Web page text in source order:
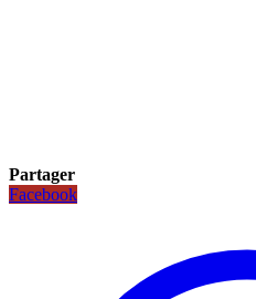
Partager
Facebook